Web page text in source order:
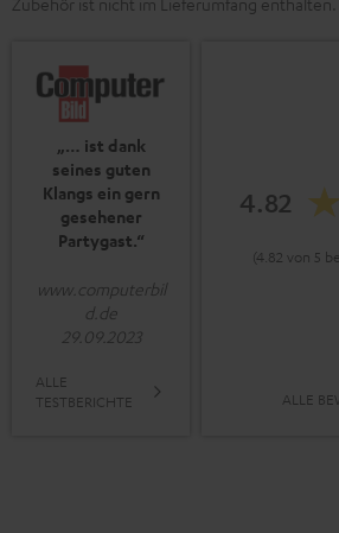
„… ist dank
seines guten
Klangs ein gern
gesehener
Partygast.“
www.computerbil
d.de
29.09.2023
ALLE
TESTBERICHTE
4.82
(4.82 von 5
ALLE